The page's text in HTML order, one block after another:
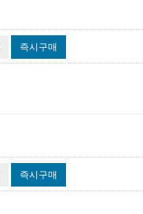
즉시구매
즉시구매